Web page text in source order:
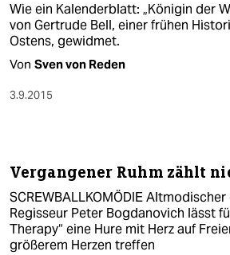
Wie ein Kalenderblatt: „Königin der
von Gertrude Bell, einer frühen
Ostens, gewidmet.
Von Sven von Reden
3.9.2015
Vergangener Ruhm zählt
SCREWBALLKOMÖDIE
Regisseur Peter Bogdanovich lässt
Therapy“ eine Hure mit Herz auf
größerem Herzen treffen